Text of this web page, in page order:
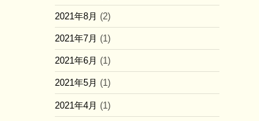
2021年8月 (2)
2021年7月 (1)
2021年6月 (1)
2021年5月 (1)
2021年4月 (1)